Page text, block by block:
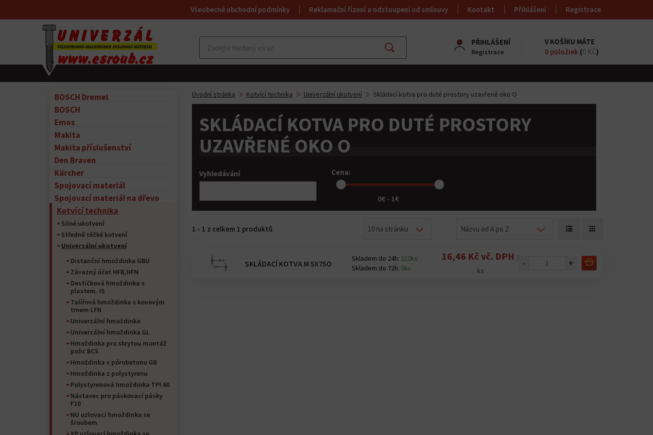
Všeobecné obchodní podmínky Reklamační řízení a odstoupení od smlouvy Kontakt Přihlášení Registrace
Najít
PŘIHLÁŠENÍ
Registrace
V KOŠÍKU MÁTE
0 položiek (0 KČ)
BOSCH Dremel
BOSCH
Emos
Makita
Makita příslušenství
Den Braven
Kärcher
Spojovací materiál
Spojovací materiál na dřevo
Kotvící technika
Silné ukotvení
Středně těžké kotvení
Univerzální ukotvení
Distanční hmoždinka GBU
Závazný účet HFB,HFN
Destičková hmoždinka s
plastem. IS
Talířová hmoždinka s kovovým
trnem LFN
Univerzální hmoždinka
Univerzální hmoždinka GL
Hmoždinka pro skrytou montáž
polic BCS
Hmoždinka v pórobetonu GB
Hmoždinka z polystyrenu
Polystyrenová hmoždinka TPI 60
Nástavec pro páskovací pásky
F10
NU uzlovací hmoždinka se
šroubem
Úvodní stránka Kotvící technika Univerzální ukotvení Skládací kotva pro duté prostory uzavřené oko O
SKLÁDACÍ KOTVA PRO DUTÉ PROSTORY
UZAVŘENÉ OKO O
Vyhledávání Cena:
0€ - 1€
1 - 1 z celkem 1 produktů 10 na stránku Názvu od A po Z
SKLÁDACÍ KOTVA M 5X75O
Skladem do 24h: 210ks
Skladem do 72h: 0ks
16,46 Kč vč. DPH /
ks
- +